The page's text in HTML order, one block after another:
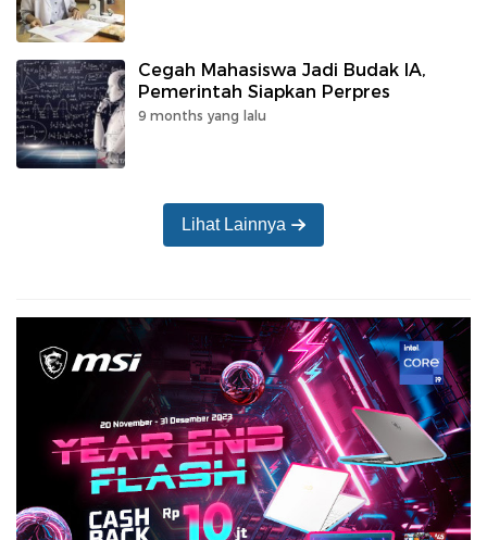
Cegah Mahasiswa Jadi Budak IA,
Pemerintah Siapkan Perpres
9 months yang lalu
Lihat Lainnya